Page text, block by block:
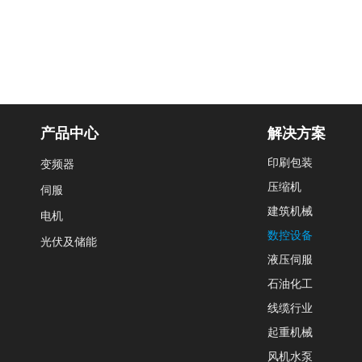
产品中心
变频器
伺服
电机
光伏及储能
解决方案
印刷包装
压缩机
建筑机械
数控设备
液压伺服
石油化工
线缆行业
起重机械
风机水泵